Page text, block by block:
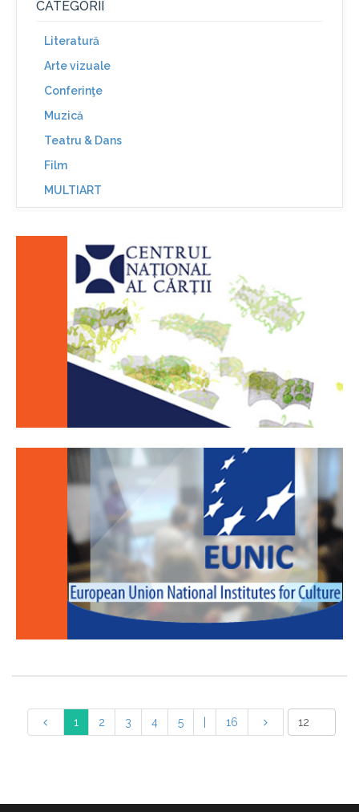
CATEGORII
Literatură
Arte vizuale
Conferinţe
Muzică
Teatru & Dans
Film
MULTIART
1 2 3 4 5 16